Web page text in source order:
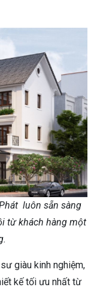
luôn sẵn sàng
từ khách hàng một
giàu kinh nghiệm,
kế tối ưu nhất từ